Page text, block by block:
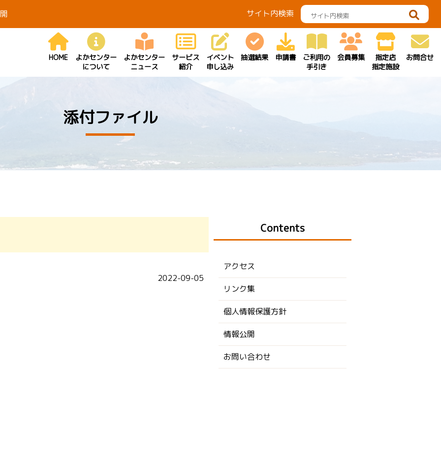
サイト内検索
HOME
よかセンター
について
よかセンター
ニュース
サービス
紹介
イベント
申し込み
抽選結果 申請書
ご利用の
手引き
会員募集
指定店
指定施設
お問合せ
添付ファイル
2022-09-05
Contents
アクセス
リンク集
個人情報保護方針
情報公開
お問い合わせ